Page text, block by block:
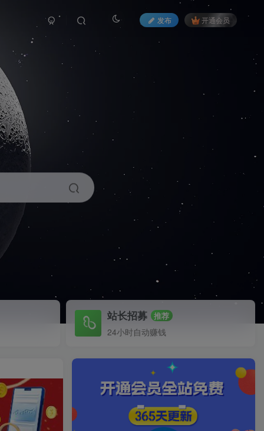
发布 开通会员
站长招募 推荐
24小时自动赚钱